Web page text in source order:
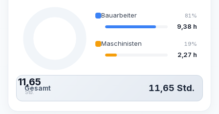
11,65
Std.
Bauarbeiter 81%
9,38 h
Maschinisten 19%
2,27 h
Gesamt 11,65 Std.